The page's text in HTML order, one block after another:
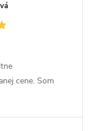
cene. Som